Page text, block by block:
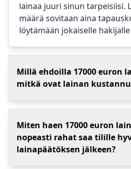
lainaa juuri sinun tarpeisiisi.
määrä sovitaan aina
löytämään jokaiselle
Millä ehdoilla 17000 euron
mitkä ovat lainan
Miten haen 17000 euron
nopeasti rahat saa tilille
lainapäätöksen jälkeen?